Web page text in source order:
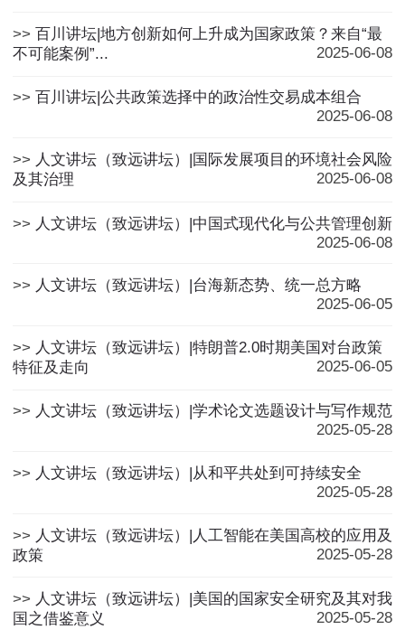
>> 百川讲坛|地方创新如何上升成为国家政策？来自“最
不可能案例”...
2025-06-08
>> 百川讲坛|公共政策选择中的政治性交易成本组合
2025-06-08
>> 人文讲坛（致远讲坛）|国际发展项目的环境社会风险
及其治理
2025-06-08
>> 人文讲坛（致远讲坛）|中国式现代化与公共管理创新
2025-06-08
>> 人文讲坛（致远讲坛）|台海新态势、统一总方略
2025-06-05
>> 人文讲坛（致远讲坛）|特朗普2.0时期美国对台政策
特征及走向
2025-06-05
>> 人文讲坛（致远讲坛）|学术论文选题设计与写作规范
2025-05-28
>> 人文讲坛（致远讲坛）|从和平共处到可持续安全
2025-05-28
>> 人文讲坛（致远讲坛）|人工智能在美国高校的应用及
政策
2025-05-28
>> 人文讲坛（致远讲坛）|美国的国家安全研究及其对我
国之借鉴意义
2025-05-28